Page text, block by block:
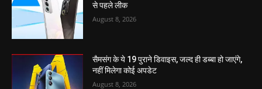
से पहले लीक
August 8, 2026
सैमसंग के ये 19 पुराने डिवाइस, जल्द ही डब्बा हो जाएंगे,
नहीं मिलेगा कोई अपडेट
August 8, 2026